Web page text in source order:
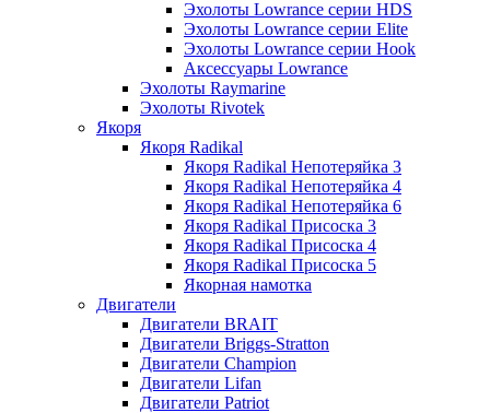
Эхолоты Lowrance серии HDS
Эхолоты Lowrance серии Elite
Эхолоты Lowrance серии Hook
Аксессуары Lowrance
Эхолоты Raymarine
Эхолоты Rivotek
Якоря
Якоря Radikal
Якоря Radikal Непотеряйка 3
Якоря Radikal Непотеряйка 4
Якоря Radikal Непотеряйка 6
Якоря Radikal Присоска 3
Якоря Radikal Присоска 4
Якоря Radikal Присоска 5
Якорная намотка
Двигатели
Двигатели BRAIT
Двигатели Briggs-Stratton
Двигатели Champion
Двигатели Lifan
Двигатели Patriot